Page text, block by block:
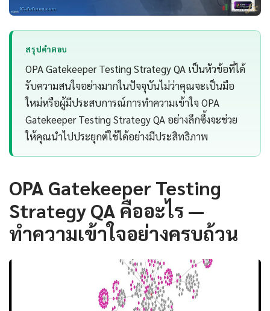
สรุปคำตอบ
OPA Gatekeeper Testing Strategy QA เป็นหัวข้อที่ได้
รับความสนใจอย่างมากในปัจจุบันไม่ว่าคุณจะเป็นมือ
ใหม่หรือผู้มีประสบการณ์การทำความเข้าใจ OPA
Gatekeeper Testing Strategy QA อย่างลึกซึ้งจะช่วย
ให้คุณนำไปประยุกต์ใช้ได้อย่างมีประสิทธิภาพ
OPA Gatekeeper Testing
Strategy QA คืออะไร —
ทำความเข้าใจอย่างครบถ้วน